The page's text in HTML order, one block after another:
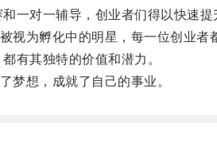
对一辅导，创业者们得以快速提
为孵化中的明星，每一位创业者
其独特的价值和潜力。
想，成就了自己的事业。